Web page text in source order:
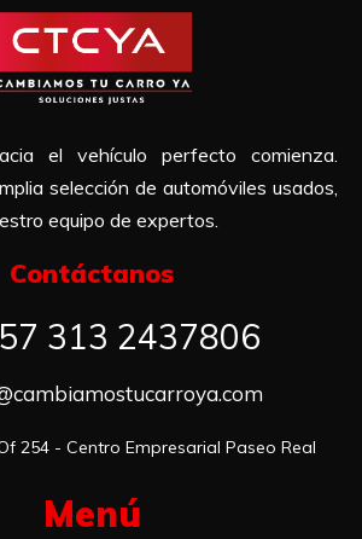
el vehículo perfecto comienza.
selección de automóviles usados,
equipo de expertos.
Contáctanos​
313 2437806
254 - Centro Empresarial Paseo Real
Menú​